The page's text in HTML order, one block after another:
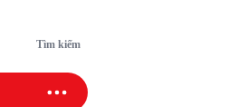
Tìm kiếm
SAO SPORT